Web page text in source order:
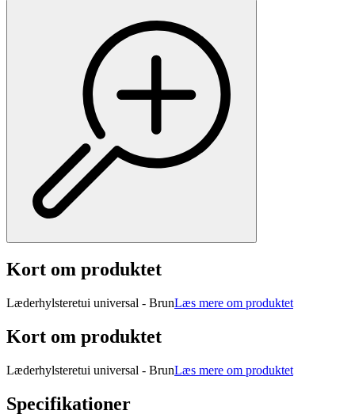
Kort om produktet
Læderhylsteretui universal - BrunLæs mere om produktet
Kort om produktet
Læderhylsteretui universal - BrunLæs mere om produktet
Specifikationer